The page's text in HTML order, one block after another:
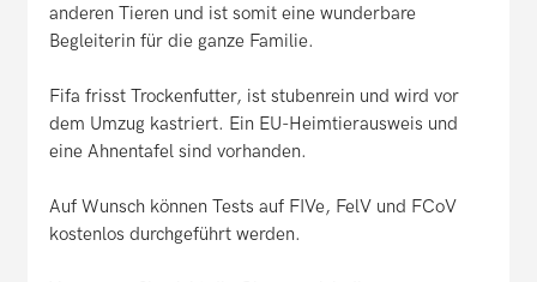
anderen Tieren und ist somit eine wunderbare
Begleiterin für die ganze Familie.
Fifa frisst Trockenfutter, ist stubenrein und wird vor
dem Umzug kastriert. Ein EU-Heimtierausweis und
eine Ahnentafel sind vorhanden.
Auf Wunsch können Tests auf FIVe, FelV und FCoV
kostenlos durchgeführt werden.